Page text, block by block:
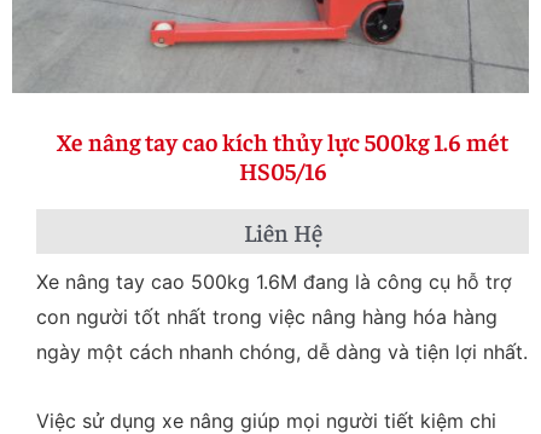
Xe nâng tay cao kích thủy lực 500kg 1.6 mét
HS05/16
Liên Hệ
Xe nâng tay cao 500kg 1.6M đang là công cụ hỗ trợ
con người tốt nhất trong việc nâng hàng hóa hàng
ngày một cách nhanh chóng, dễ dàng và tiện lợi nhất.
Việc sử dụng xe nâng giúp mọi người tiết kiệm chi